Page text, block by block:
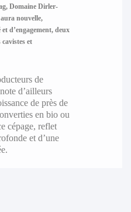
Domaine Dirler-
nouvelle,
d’engagement, deux
et
de
d’ailleurs
de près de
en bio ou
cépage, reflet
et d’une